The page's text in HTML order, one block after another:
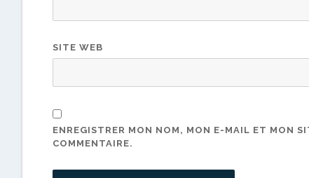
SITE WEB
ENREGISTRER MON NOM, MON E-MAIL ET MON
COMMENTAIRE.